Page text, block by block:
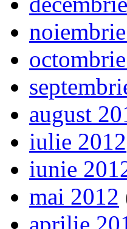
august
iulie 2012
iunie
mai 2012
aprilie